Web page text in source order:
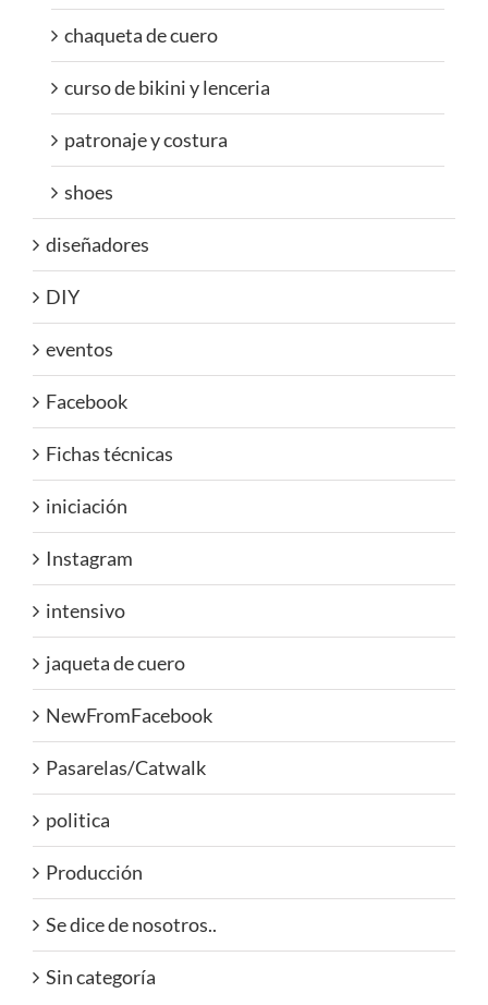
chaqueta de cuero
curso de bikini y lenceria
patronaje y costura
shoes
diseñadores
DIY
eventos
Facebook
Fichas técnicas
iniciación
Instagram
intensivo
jaqueta de cuero
NewFromFacebook
Pasarelas/Catwalk
politica
Producción
Se dice de nosotros..
Sin categoría